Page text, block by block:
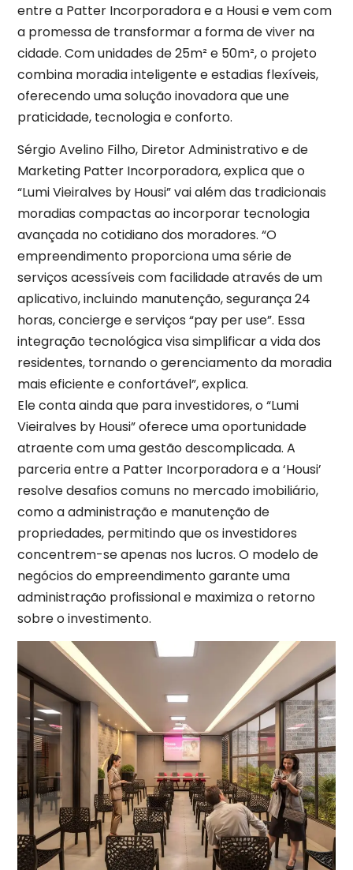
entre a Patter Incorporadora e a Housi e vem com
a promessa de transformar a forma de viver na
cidade. Com unidades de 25m² e 50m², o projeto
combina moradia inteligente e estadias flexíveis,
oferecendo uma solução inovadora que une
praticidade, tecnologia e conforto.
Sérgio Avelino Filho, Diretor Administrativo e de
Marketing Patter Incorporadora, explica que o
“Lumi Vieiralves by Housi” vai além das tradicionais
moradias compactas ao incorporar tecnologia
avançada no cotidiano dos moradores. “O
empreendimento proporciona uma série de
serviços acessíveis com facilidade através de um
aplicativo, incluindo manutenção, segurança 24
horas, concierge e serviços “pay per use”. Essa
integração tecnológica visa simplificar a vida dos
residentes, tornando o gerenciamento da moradia
mais eficiente e confortável”, explica.
Ele conta ainda que para investidores, o “Lumi
Vieiralves by Housi” oferece uma oportunidade
atraente com uma gestão descomplicada. A
parceria entre a Patter Incorporadora e a ‘Housi’
resolve desafios comuns no mercado imobiliário,
como a administração e manutenção de
propriedades, permitindo que os investidores
concentrem-se apenas nos lucros. O modelo de
negócios do empreendimento garante uma
administração profissional e maximiza o retorno
sobre o investimento.